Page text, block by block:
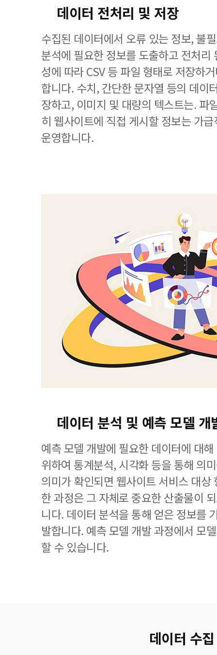
데이터 전처리 및 저장
수집된 데이터에서 오류 있는 정보, 불
분석에 필요한 정보를 도출하고 전처리
성에 따라 CSV 등 파일 형태로 저장하
합니다. 수치, 간단한 문자열 등의 데이
장하고, 이미지 및 대량의 텍스트는. 파
히 웹사이트에 직접 게시할 정보는 가
운영합니다.
데이터 분석 및 예측 모델 개
예측 모델 개발에 필요한 데이터에 대
위하여 통계분석, 시각화 등을 통해 의
의미가 확인되면 웹사이트 서비스 대상
한 과정은 그 자체로 중요한 산출물이
니다. 데이터 분석을 통해 얻은 정보를
발합니다. 예측 모델 개발 과정에서 모
할 수 있습니다.
데이터 수집